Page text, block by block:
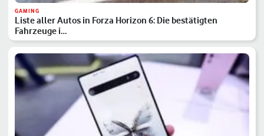
GAMING
Liste aller Autos in Forza Horizon 6: Die bestätigten
Fahrzeuge i…